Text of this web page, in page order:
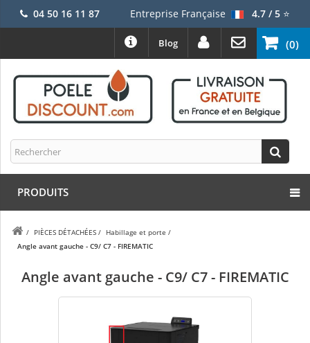
04 50 16 11 87 Entreprise Française 4.7 / 5⭐
(0)
Blog
PRODUITS
/ PIÈCES DÉTACHÉES / Habillage et porte /
Angle avant gauche - C9/ C7 - FIREMATIC
Angle avant gauche - C9/ C7 - FIREMATIC